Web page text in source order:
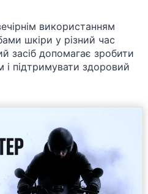
використанням
шкіри у різний час
засіб допомагає зробити
і підтримувати здоровий